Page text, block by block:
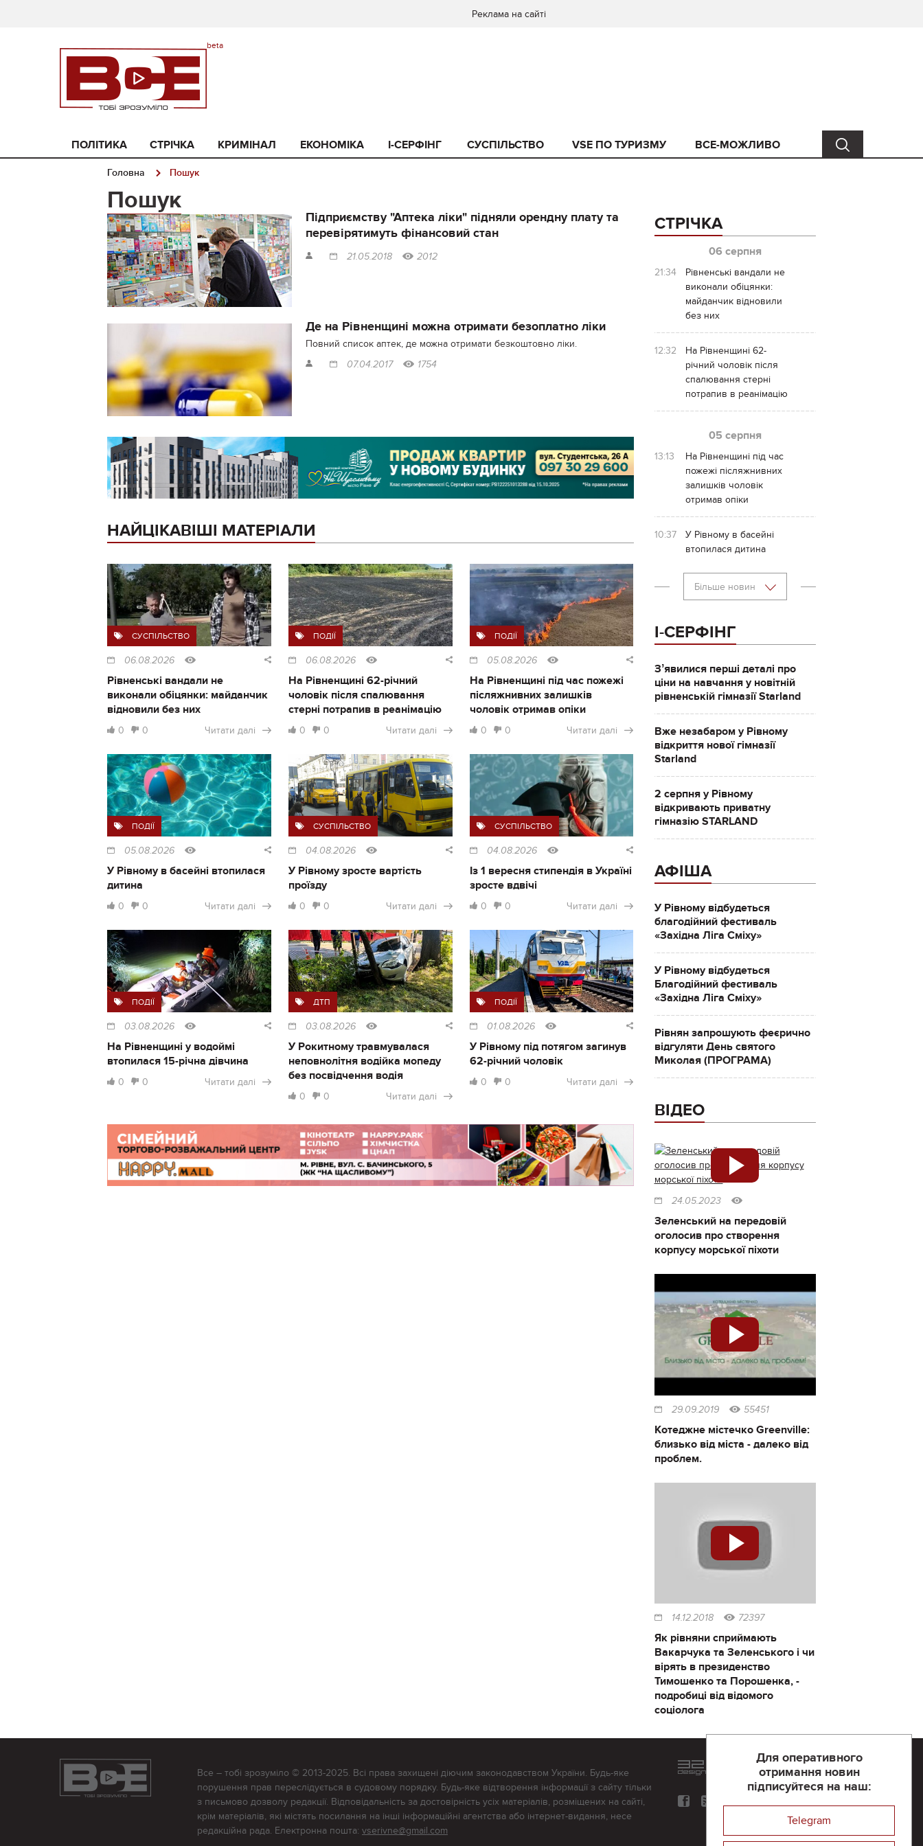
Реклама на сайті
ПОЛІТИКА СТРІЧКА КРИМІНАЛ ЕКОНОМІКА I-СЕРФІНГ СУСПІЛЬСТВО VSE ПО ТУРИЗМУ ВСЕ-МОЖЛИВО
Головна Пошук
Пошук
Підприємству "Аптека ліки" підняли орендну плату та
перевірятимуть фінансовий стан
21.05.2018 2012
Де на Рівненщині можна отримати безоплатно ліки
Повний список аптек, де можна отримати безкоштовно ліки.
07.04.2017 1754
НАЙЦІКАВІШІ МАТЕРІАЛИ
СУСПІЛЬСТВО
06.08.2026
Рівненські вандали не
виконали обіцянки: майданчик
відновили без них
0 0 Читати далі
ПОДІЇ
06.08.2026
На Рівненщині 62-річний
чоловік після спалювання
стерні потрапив в реанімацію
0 0 Читати далі
ПОДІЇ
05.08.2026
На Рівненщині під час пожежі
післяжнивних залишків
чоловік отримав опіки
0 0 Читати далі
ПОДІЇ
05.08.2026
У Рівному в басейні втопилася
дитина
0 0 Читати далі
СУСПІЛЬСТВО
04.08.2026
У Рівному зросте вартість
проїзду
0 0 Читати далі
СУСПІЛЬСТВО
04.08.2026
Із 1 вересня стипендія в Україні
зросте вдвічі
0 0 Читати далі
ПОДІЇ
03.08.2026
На Рівненщині у водоймі
втопилася 15-річна дівчина
0 0 Читати далі
ДТП
03.08.2026
У Рокитному травмувалася
неповнолітня водійка мопеду
без посвідчення водія
0 0 Читати далі
ПОДІЇ
01.08.2026
У Рівному під потягом загинув
62-річний чоловік
0 0 Читати далі
СТРІЧКА
06 серпня
21:34
Рівненські вандали не
виконали обіцянки:
майданчик відновили
без них
12:32
На Рівненщині 62-
річний чоловік після
спалювання стерні
потрапив в реанімацію
05 серпня
13:13
На Рівненщині під час
пожежі післяжнивних
залишків чоловік
отримав опіки
10:37
У Рівному в басейні
втопилася дитина
Більше новин
І-СЕРФІНГ
Зʼявилися перші деталі про
ціни на навчання у новітній
рівненській гімназії Starland
Вже незабаром у Рівному
відкриття нової гімназії
Starland
2 серпня у Рівному
відкривають приватну
гімназію STARLAND
АФІША
У Рівному відбудеться
благодійний фестиваль
«Західна Ліга Сміху»
У Рівному відбудеться
Благодійний фестиваль
«Західна Ліга Сміху»
Рівнян запрошують феєрично
відгуляти День святого
Миколая (ПРОГРАМА)
ВІДЕО
24.05.2023
Зеленський на передовій
оголосив про створення
корпусу морської піхоти
29.09.2019 55451
Котеджне містечко Greenville:
близько від міста - далеко від
проблем.
14.12.2018 72397
Як рівняни сприймають
Вакарчука та Зеленського і чи
вірять в президенство
Тимошенко та Порошенка, -
подробиці від відомого
соціолога
Для оперативного
отримання новин
підписуйтеся на наш:
Telegram
Все – тобі зрозуміло © 2013-2025. Всі права захищені діючим законодавством України. Будь-яке
порушення прав переслідується в судовому порядку. Будь-яке відтворення інформації з сайту тільки
з письмово дозволу редакції. Відповідальність за достовірність усіх матеріалів, розміщених на сайті,
крім матеріалів, які містять посилання на інші інформаційні агентства або інтернет-видання, несе
редакційна рада. Електронна пошта: vserivne@gmail.com
Розроблений та підтримується
компанії 32х32